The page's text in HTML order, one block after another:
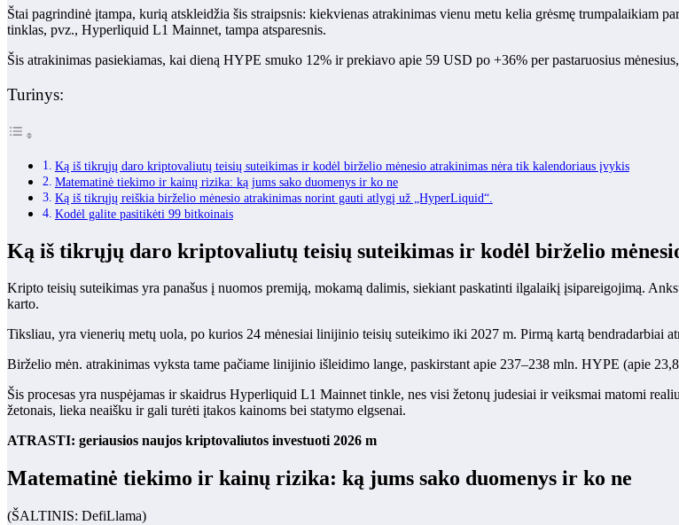
Štai pagrindinė įtampa, kurią atskleidžia šis straipsnis: kiekvienas atrakinimas vienu metu kelia grėsmę trumpalaikiam
tinklas, pvz., Hyperliquid L1 Mainnet, tampa atsparesnis.
Šis atrakinimas pasiekiamas, kai dieną HYPE smuko 12% ir prekiavo apie 59 USD po +36% per pastaruosius
Turinys:
Ką iš tikrųjų daro kriptovaliutų teisių suteikimas ir kodėl birželio mėnesio atrakinimas nėra tik kalendoriaus įvykis
Matematinė tiekimo ir kainų rizika: ką jums sako duomenys ir ko ne
Ką iš tikrųjų reiškia birželio mėnesio atrakinimas norint gauti atlygį už „HyperLiquid“.
Kodėl galite pasitikėti 99 bitkoinais
Ką iš tikrųjų daro kriptovaliutų teisių suteikimas ir kodėl birželio
Kripto teisių suteikimas yra panašus į nuomos premiją, mokamą dalimis, siekiant paskatinti ilgalaikį įsipareigojimą.
karto.
Tiksliau, yra vienerių metų uola, po kurios 24 mėnesiai linijinio teisių suteikimo iki 2027 m. Pirmą kartą bendradarbiai
Birželio mėn. atrakinimas vyksta tame pačiame linijinio išleidimo lange, paskirstant apie 237–238 mln. HYPE (apie
Šis procesas yra nuspėjamas ir skaidrus Hyperliquid L1 Mainnet tinkle, nes visi žetonų judesiai ir veiksmai matomi
žetonais, lieka neaišku ir gali turėti įtakos kainoms bei statymo elgsenai.
ATRASTI: geriausios naujos kriptovaliutos investuoti 2026 m
Matematinė tiekimo ir kainų rizika: ką jums sako duomenys ir ko ne
(ŠALTINIS: DefiLlama)